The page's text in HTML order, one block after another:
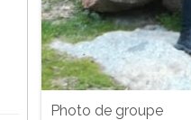
Photo de groupe